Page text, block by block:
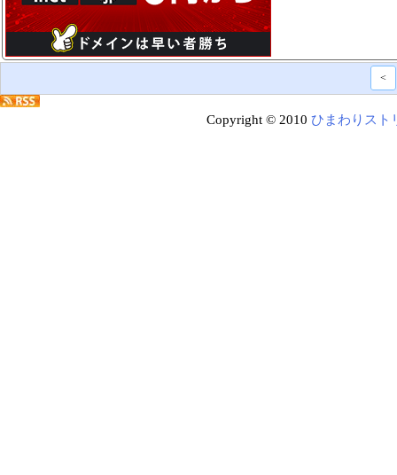
<
Copyright © 2010 ひまわりスト